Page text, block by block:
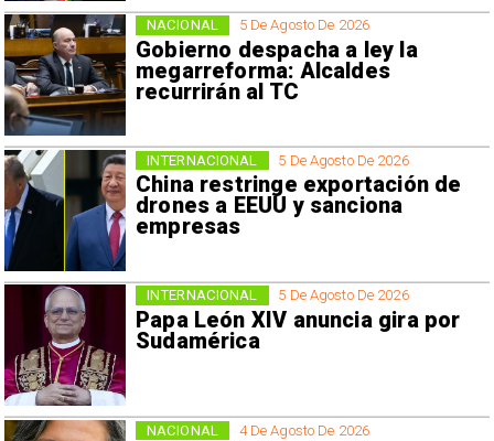
5 De Agosto De 2026
Gobierno despacha a ley la
megarreforma: Alcaldes
recurrirán al TC
NACIONAL
5 De Agosto De 2026
China restringe exportación de
drones a EEUU y sanciona
empresas
INTERNACIONAL
5 De Agosto De 2026
Papa León XIV anuncia gira por
Sudamérica
INTERNACIONAL
4 De Agosto De 2026
NACIONAL